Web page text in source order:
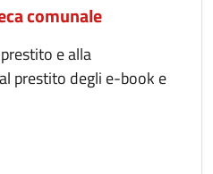
comunale
e alla
prestito degli e-book e